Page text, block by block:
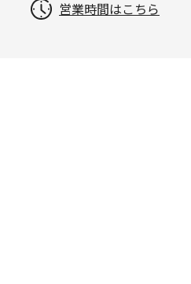
営業時間はこちら